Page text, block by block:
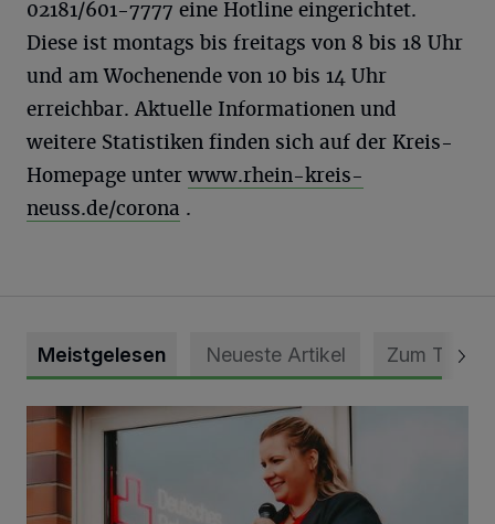
02181/601-7777 eine Hotline eingerichtet.
Diese ist montags bis freitags von 8 bis 18 Uhr
und am Wochenende von 10 bis 14 Uhr
erreichbar. Aktuelle Informationen und
weitere Statistiken finden sich auf der Kreis-
Homepage unter www.rhein-kreis-
neuss.de/corona .
Meistgelesen Neueste Artikel Zum Thema
DRK Grevenbroich feiert Einweihung des neuen Domizils